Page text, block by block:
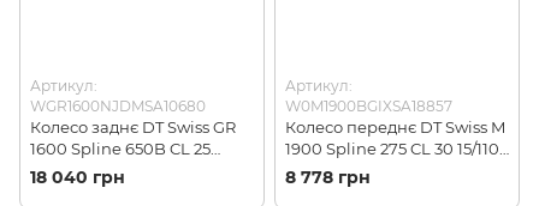
Артикул:
WGR1600NJDMSA10680
Колесо заднє DT Swiss GR
1600 Spline 650B CL 25
12/142 ASF11, Black
(WGR1600NJDMSA10680)
18 040 грн
Артикул:
W0M1900BGIXSA18857
Колесо переднє DT Swiss M
1900 Spline 275 CL 30 15/110,
Black
(W0M1900BGIXSA18857)
8 778 грн